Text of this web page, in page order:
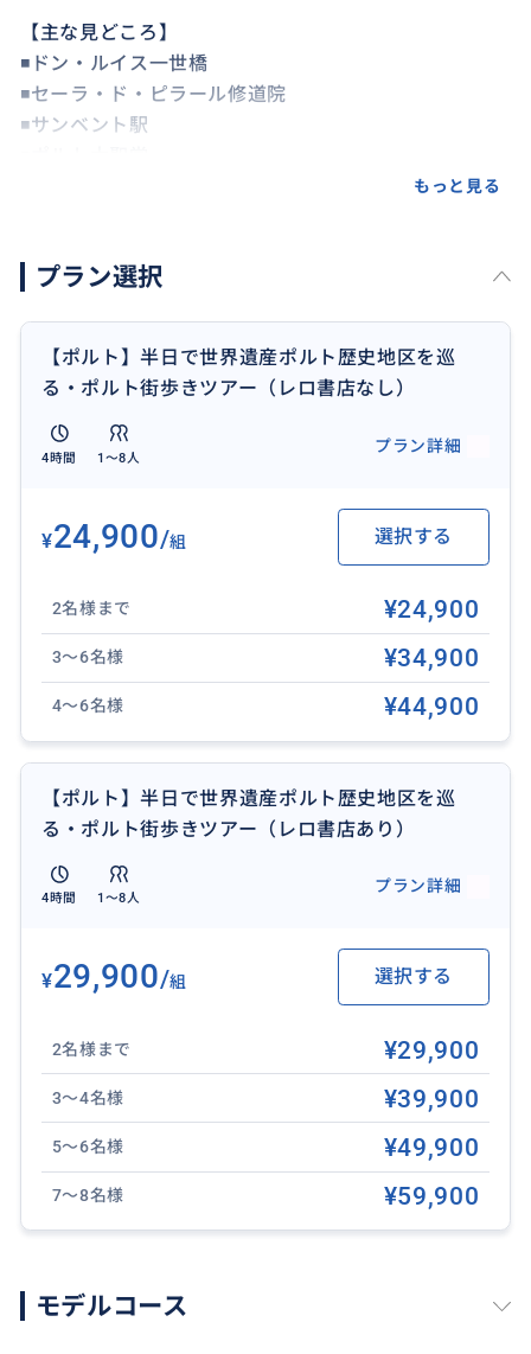
【主な見どころ】
◾️ドン・ルイス一世橋
◾️セーラ・ド・ピラール修道院
◾️サンベント駅
◾️ボリャオ市場
◾️カルモ教会
もっと見る
プラン選択
【ポルト】半日で世界遺産ポルト歴史地区を巡
る・ポルト街歩きツアー（レロ書店なし）
4時間 1〜8人
プラン詳細
¥24,900/組 選択する
2名様まで ¥24,900
3〜6名様 ¥34,900
4〜6名様 ¥44,900
【ポルト】半日で世界遺産ポルト歴史地区を巡
る・ポルト街歩きツアー（レロ書店あり）
4時間 1〜8人
プラン詳細
¥29,900/組 選択する
2名様まで ¥29,900
3〜4名様 ¥39,900
5〜6名様 ¥49,900
7〜8名様 ¥59,900
モデルコース